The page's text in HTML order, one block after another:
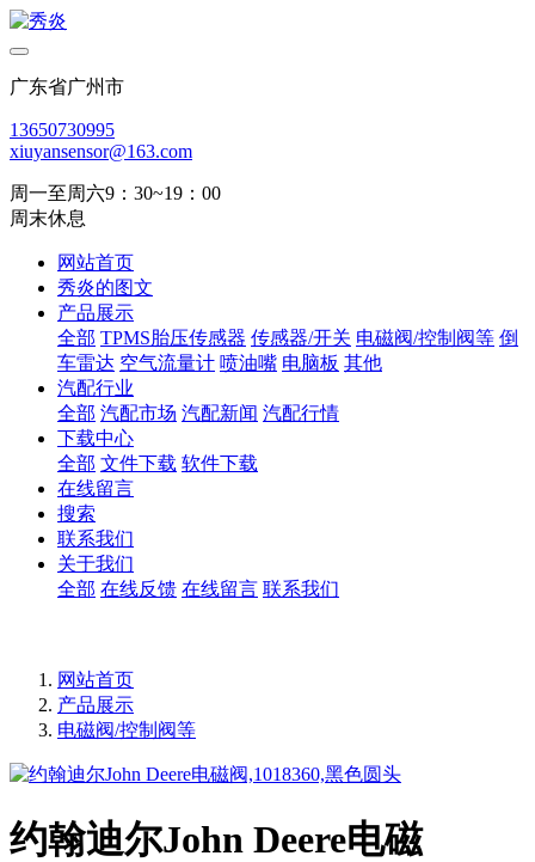
广东省广州市
13650730995
xiuyansensor@163.com
周一至周六9：30~19：00
周末休息
网站首页
秀炎的图文
产品展示
全部 TPMS胎压传感器 传感器/开关 电磁阀/控制阀等 倒
车雷达 空气流量计 喷油嘴 电脑板 其他
汽配行业
全部 汽配市场 汽配新闻 汽配行情
下载中心
全部 文件下载 软件下载
在线留言
搜索
联系我们
关于我们
全部 在线反馈 在线留言 联系我们
网站首页
产品展示
电磁阀/控制阀等
约翰迪尔John Deere电磁